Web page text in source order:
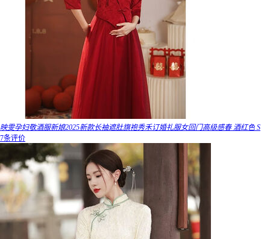
映雯孕妇敬酒服新娘2025新款长袖遮肚旗袍秀禾订婚礼服女回门高级感春 酒红色 S
7条评价